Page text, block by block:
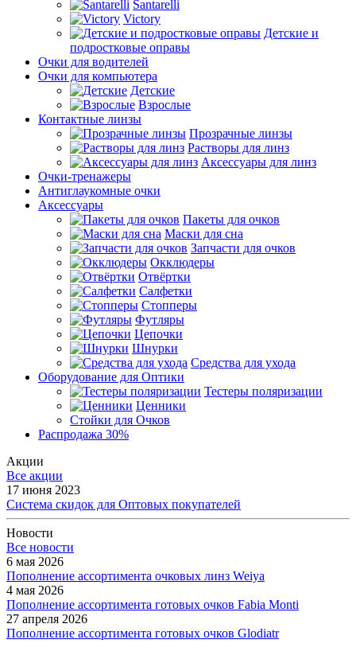
Santarelli
Victory
Детские и
подростковые оправы
Очки для водителей
Очки для компьютера
Детские
Взрослые
Контактные линзы
Прозрачные линзы
Растворы для линз
Аксессуары для линз
Очки-тренажеры
Антиглаукомные очки
Аксессуары
Пакеты для очков
Маски для сна
Запчасти для очков
Окклюдеры
Отвёртки
Салфетки
Стопперы
Футляры
Цепочки
Шнурки
Средства для ухода
Оборудование для Оптики
Тестеры поляризации
Ценники
Стойки для Очков
Распродажа 30%
Акции
Все акции
17 июня 2023
Система скидок для Оптовых покупателей
Новости
Все новости
6 мая 2026
Пополнение ассортимента очковых линз Weiya
4 мая 2026
Пополнение ассортимента готовых очков Fabia Monti
27 апреля 2026
Пополнение ассортимента готовых очков Glodiatr